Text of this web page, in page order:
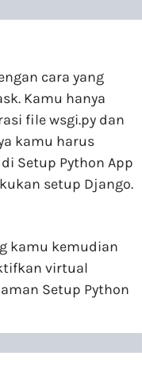
cara yang
Kamu hanya
file wsgi.py dan
kamu harus
Setup Python App
setup Django.
kamu kemudian
virtual
Setup Python